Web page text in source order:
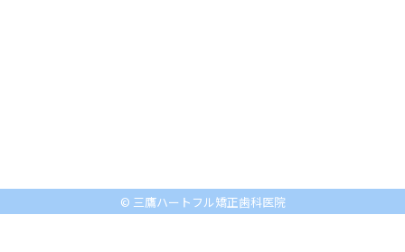
© 三鷹ハートフル矯正歯科医院